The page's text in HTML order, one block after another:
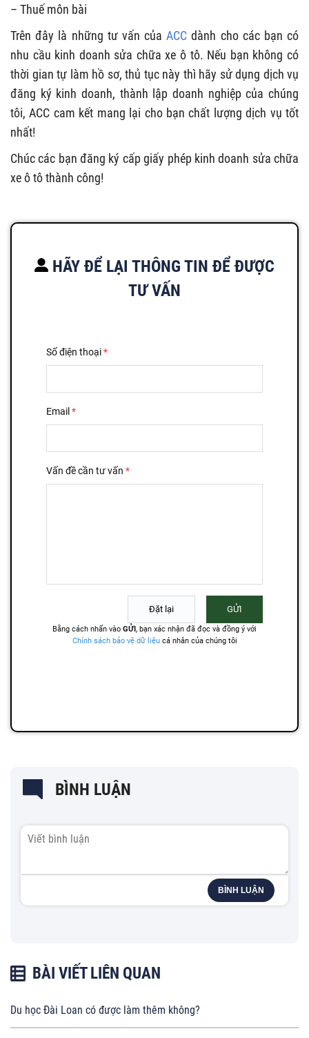
– Thuế môn bài
Trên đây là những tư vấn củaACC dành cho các bạn có
nhu cầu kinh doanh sửa chữa xe ô tô. Nếu bạn không có
thời gian tự làm hồ sơ, thủ tục này thì hãy sử dụng dịch vụ
đăng ký kinh doanh, thành lập doanh nghiệp của chúng
tôi, ACC cam kết mang lại cho bạn chất lượng dịch vụ tốt
nhất!
Chúc các bạn đăng ký cấp giấy phép kinh doanh sửa chữa
xe ô tô thành công!
HÃY ĐỂ LẠI THÔNG TIN ĐỂ ĐƯỢC
TƯ VẤN
BÌNH LUẬN
BÌNH LUẬN
BÀI VIẾT LIÊN QUAN
Du học Đài Loan có được làm thêm không?